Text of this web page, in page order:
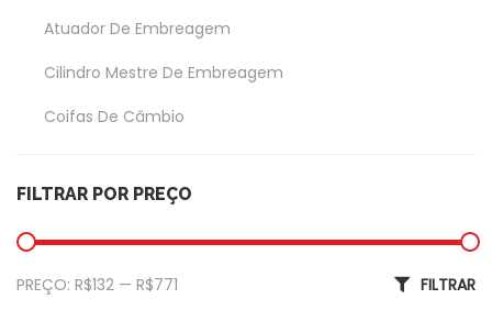
Atuador De Embreagem
Cilindro Mestre De Embreagem
Coifas De Câmbio
Garfo Da Embreagem
Exterior
Amortecedor Tampa Traseira
FILTRAR POR PREÇO
Preço mínimo
Preço máximo FILTRAR
PREÇO: R$132 — R$771